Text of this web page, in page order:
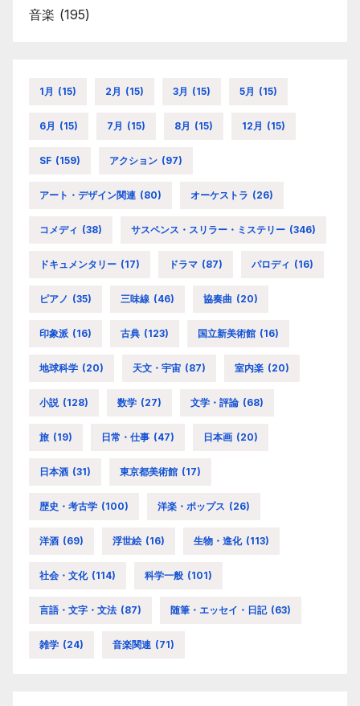
音楽 (195)
1月 (15) 2月 (15) 3月 (15) 5月 (15)
6月 (15) 7月 (15) 8月 (15) 12月 (15)
SF (159) アクション (97)
アート・デザイン関連 (80) オーケストラ (26)
コメディ (38) サスペンス・スリラー・ミステリー (346)
ドキュメンタリー (17) ドラマ (87) パロディ (16)
ピアノ (35) 三味線 (46) 協奏曲 (20)
印象派 (16) 古典 (123) 国立新美術館 (16)
地球科学 (20) 天文・宇宙 (87) 室内楽 (20)
小説 (128) 数学 (27) 文学・評論 (68)
旅 (19) 日常・仕事 (47) 日本画 (20)
日本酒 (31) 東京都美術館 (17)
歴史・考古学 (100) 洋楽・ポップス (26)
洋酒 (69) 浮世絵 (16) 生物・進化 (113)
社会・文化 (114) 科学一般 (101)
言語・文字・文法 (87) 随筆・エッセイ・日記 (63)
雑学 (24) 音楽関連 (71)